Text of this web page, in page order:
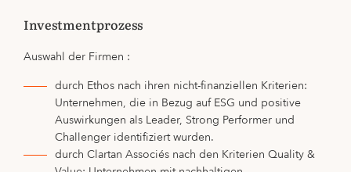
Investmentprozess
Auswahl der Firmen :
durch Ethos nach ihren nicht-finanziellen Kriterien:
Unternehmen, die in Bezug auf ESG und positive
Auswirkungen als Leader, Strong Performer und
Challenger identifiziert wurden.
durch Clartan Associés nach den Kriterien Quality &